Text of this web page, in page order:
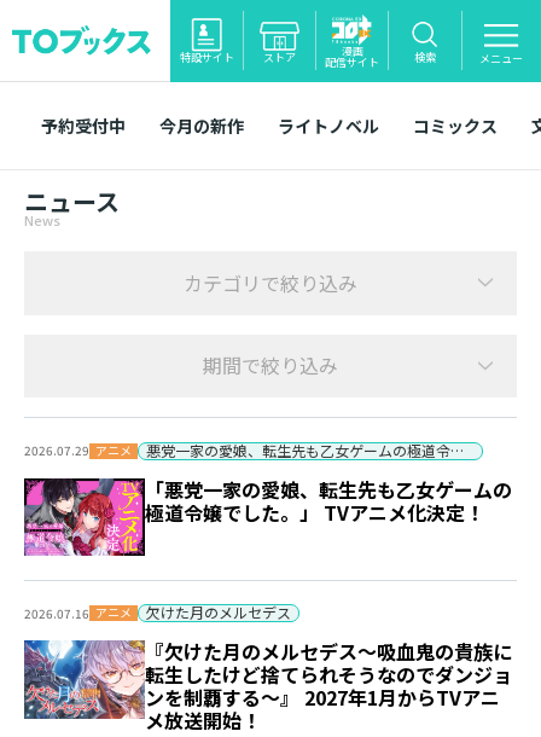
特設サイト ストア 漫画
配信サイト 検索 メニュー
予約受付中 今月の新作 ライトノベル コミックス
ニュース
News
カテゴリで絞り込み
期間で絞り込み
2026.07.29 アニメ 悪党一家の愛娘、転生先も乙女ゲームの極道令嬢でした。
「悪党一家の愛娘、転生先も乙女ゲームの
極道令嬢でした。」 TVアニメ化決定！
2026.07.16 アニメ 欠けた月のメルセデス
『欠けた月のメルセデス～吸血鬼の貴族に
転生したけど捨てられそうなのでダンジョ
ンを制覇する～』 2027年1月からTVアニ
メ放送開始！